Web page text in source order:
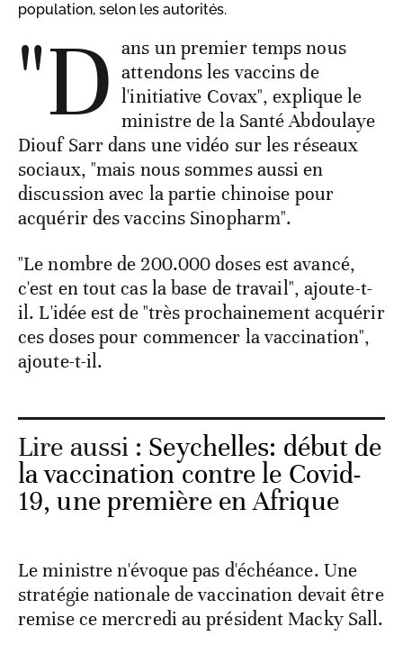
population, selon les autorités.
"D ans un premier temps nous
attendons les vaccins de
l'initiative Covax", explique le
ministre de la Santé Abdoulaye
Diouf Sarr dans une vidéo sur les réseaux
sociaux, "mais nous sommes aussi en
discussion avec la partie chinoise pour
acquérir des vaccins Sinopharm".
"Le nombre de 200.000 doses est avancé,
c'est en tout cas la base de travail", ajoute-t-
il. L'idée est de "très prochainement acquérir
ces doses pour commencer la vaccination",
ajoute-t-il.
Lire aussi : Seychelles: début de
la vaccination contre le Covid-
19, une première en Afrique
Le ministre n'évoque pas d'échéance. Une
stratégie nationale de vaccination devait être
remise ce mercredi au président Macky Sall.